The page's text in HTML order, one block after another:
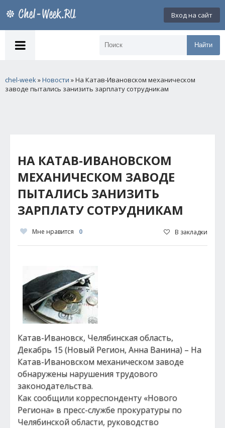
Вход на сайт
Найти
chel-week»Новости » На Катав-Ивановском механическом
заводе пытались занизить зарплату сотрудникам
НА КАТАВ-ИВАНОВСКОМ
МЕХАНИЧЕСКОМ ЗАВОДЕ
ПЫТАЛИСЬ ЗАНИЗИТЬ
ЗАРПЛАТУ СОТРУДНИКАМ
Мне нравится 0 В закладки
Катав-Ивановск, Челябинская область,
Декабрь 15 (Новый Регион, Анна Ванина) – На
Катав-Ивановском механическом заводе
обнаружены нарушения трудового
законодательства.
Как сообщили корреспонденту «Нового
Региона» в пресс-службе прокуратуры по
Челябинской области, руководство